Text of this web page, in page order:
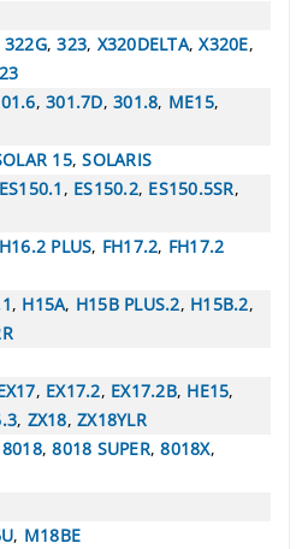
322G,323, X320DELTA,X320E,
, 301.7D, 301.8, ME15,
15,SOLARIS
ES150.1 , ES150.2, ES150.5SR,
PLUS, FH17.2, FH17.2
, H15A, H15B PLUS.2, H15B.2,
, EX17.2, EX17.2B, HE15,
, ZX18, ZX18YLR
8018,8018 SUPER,8018X,
, M18BE